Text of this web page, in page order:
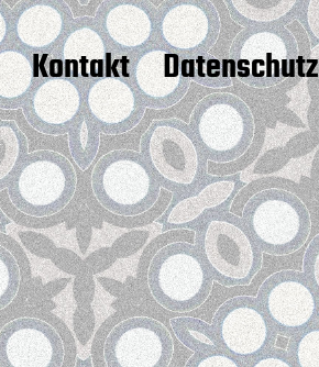
Kontakt Datenschutz